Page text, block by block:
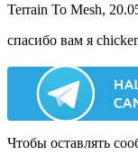
Terrain To Mesh,
спасибо вам я
Чтобы оставлять